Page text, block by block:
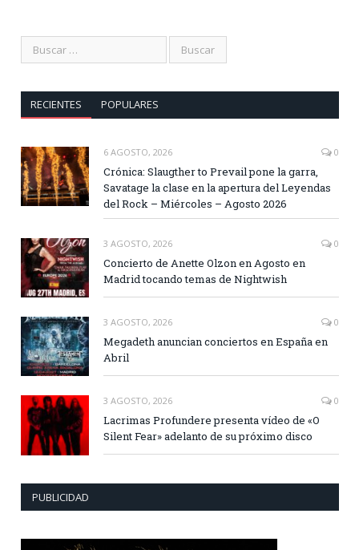
RECIENTES POPULARES
6 AGOSTO, 2026 0
Crónica: Slaugther to Prevail pone la garra,
Savatage la clase en la apertura del Leyendas
del Rock – Miércoles – Agosto 2026
3 AGOSTO, 2026 0
Concierto de Anette Olzon en Agosto en
Madrid tocando temas de Nightwish
3 AGOSTO, 2026 0
Megadeth anuncian conciertos en España en
Abril
3 AGOSTO, 2026 0
Lacrimas Profundere presenta vídeo de «O
Silent Fear» adelanto de su próximo disco
PUBLICIDAD